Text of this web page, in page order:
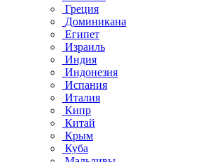
Греция
Доминикана
Египет
Израиль
Индия
Индонезия
Испания
Италия
Кипр
Китай
Крым
Куба